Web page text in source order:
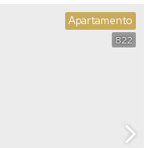
822
Apartamento